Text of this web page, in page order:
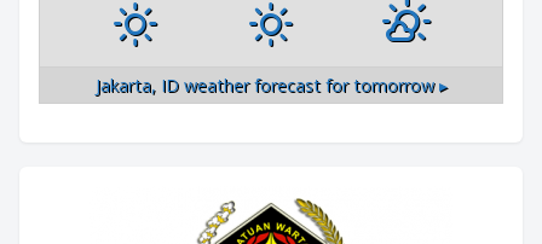
Jakarta, IDweather forecast for tomorrow ▸